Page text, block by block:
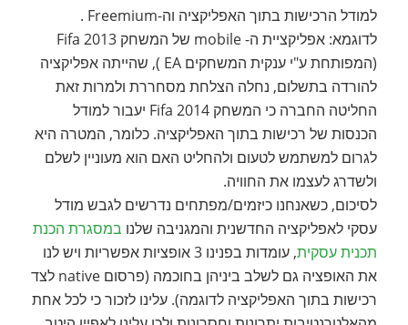
למודל הרכישות בתוך האפליקציה וה-Freemium .
לדוגמא: אפליקציית ה- mobile של המשחק Fifa 2013
(המפותחת ע"י ענקית המשחקים EA ), שהייתה אפליקציה
להורדה בתשלום, נחלה הצלחת מסחררת ולמרות זאת
החליטה החברה כי המשחק Fifa 2014 יעבור למודל
הכנסות של רכישות בתוך האפליקציה. כלומר, המטרה היא
לגרום למשתמש לטעום ולהחליט האם הוא מעוניין לשלם
ולשדרג לעצמו את החוויה.
לסיכום, כשאנחנו כיזמים/מפתחים נדרשים לגבש מודל
עסקי לאפליקציה החדשנית והמגניבה שלנו במסגרת הכנת
תכנית עסקית
, עומדות בפנינו 3 אופציות אפשריות ויש לנו
את האופציה גם לשלב ביניהן בחוכמה (פרסום native לצד
רכישות בתוך האפליקציה לדוגמה). עלינו לזכור כי לכל אחת